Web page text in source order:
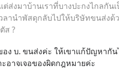
ต่ส่งมาบ้านเราที่บางปะกงไกลกัน
วลานำพัสดุกลับไปให้บริษัทขนส่งด้
ส ?
ง บ. ขนส่งค่ะ ให้เขาแก้ปัญหากัน
ะอาจเจอของผิดกฎหมายค่ะ